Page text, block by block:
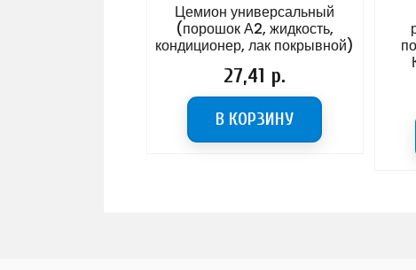
Цемион универсальный
(порошок А2, жидкость,
кондиционер, лак покрывной)
Цена
27,41 р.
В КОРЗИНУ